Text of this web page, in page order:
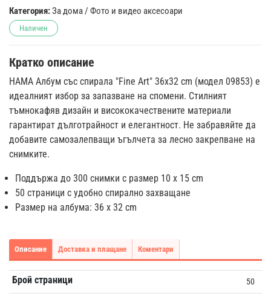
Категория:За дома / Фото и видео аксесоари
Наличен
Кратко описание
HAMA Албум със спирала "Fine Art" 36x32 cm (модел 09853) е
идеалният избор за запазване на спомени. Стилният
тъмнокафяв дизайн и висококачествените материали
гарантират дълготрайност и елегантност. Не забравяйте да
добавите самозалепващи ъгълчета за лесно закрепване на
снимките.
Поддържа до 300 снимки с размер 10 х 15 cm
50 страници с удобно спирално захващане
Размер на албума: 36 x 32 cm
Описание Доставка и плащане Коментари
Брой страници 50